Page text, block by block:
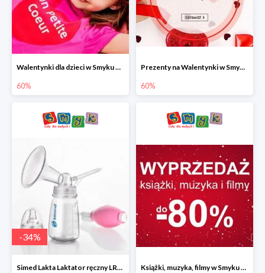
Walentynki dla dzieci w Smyku do -60%
60%
Prezenty na Walentynki w Smyku do -60%
60%
-34%
Simed Lakta Laktator ręczny LR-8 -34% Książki, muzyka, filmy w Smyku do -80%